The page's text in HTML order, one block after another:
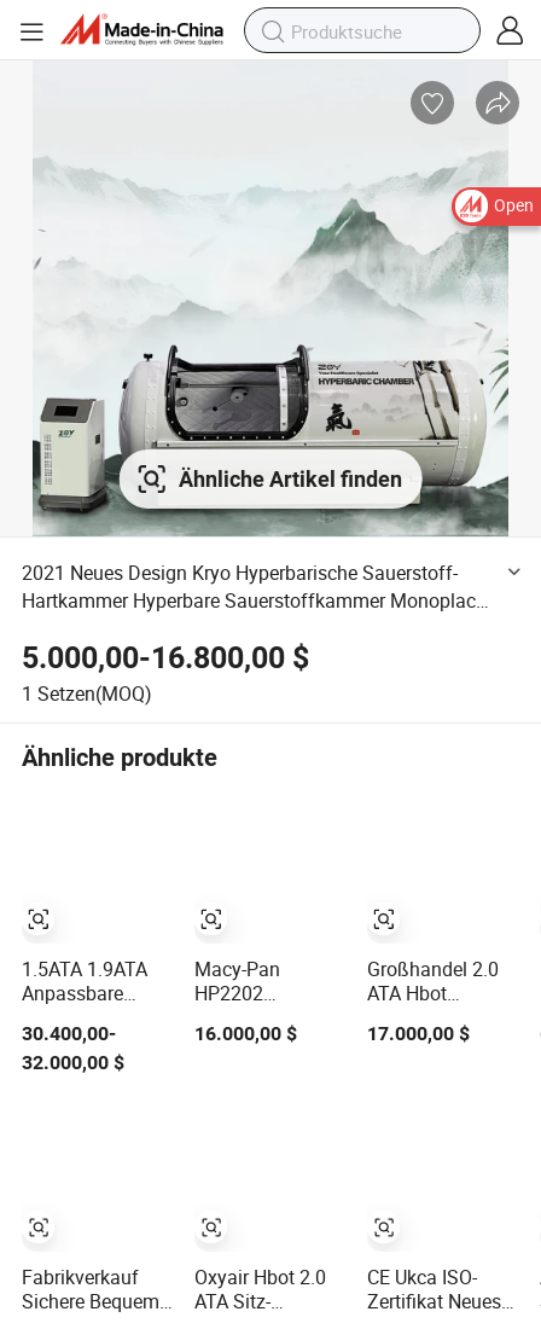
Open
Ähnliche Artikel finden
2021 Neues Design Kryo Hyperbarische Sauerstoff-
Hartkammer Hyperbare Sauerstoffkammer Monoplace
5.000,00-16.800,00 $
1 Setzen(MOQ)
Ähnliche produkte
1.5ATA 1.9ATA
Anpassbare
Hbot-Kammer
Hyperbare
30.400,00-
32.000,00 $
Fabrikverkauf
Sichere Bequeme
Macy-Pan
HP2202
2.0ATA Hyperbare
Hauspflege SPA
Schönheitspflege
16.000,00 $
Oxyair Hbot 2.0
ATA Sitz-
Großhandel 2.0
ATA Hbot
Kammer 1.5ATA
17.000,00 $
CE Ukca ISO-
Zertifikat Neues